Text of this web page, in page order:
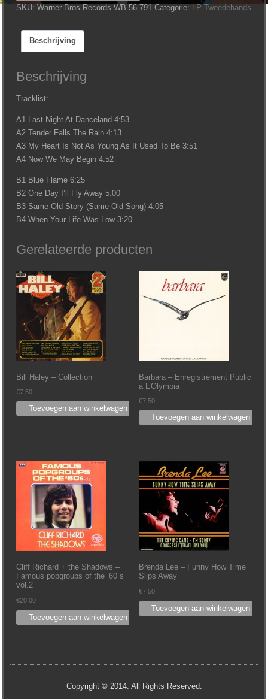
Crawford
Now
May
Begin
SKU:Warner Bros Records WB 56.791 Categorie: LP Tweedehands
Beschrijving
Beschrijving
Tracklist:
A1 Last Night At Danceland 4:53
A2 Tender Falls The Rain 4:13
A3 My Heart Is Not As Young As It Used To Be 3:51
A4 Now We May Begin 4:52
B1 Blue Flame 6:25
B2 One Day I’ll Fly Away 5:00
B3 Same Old Story (Same Old Song) 4:05
B4 When Your Life Was Low 3:20
Gerelateerde producten
Bill Haley – Collection
€7.50
Toevoegen aan winkelwagen
Barbara – Enregistrement Public
a L’Olympia
€7.50
Toevoegen aan winkelwagen
Cliff Richard + the Shadows –
Famous popgroups of the ’60 s
vol.2
€20.00
Toevoegen aan winkelwagen
Brenda Lee – Funny How Time
Slips Away
€7.50
Toevoegen aan winkelwagen
Copyright © 2014. All Rights Reserved.